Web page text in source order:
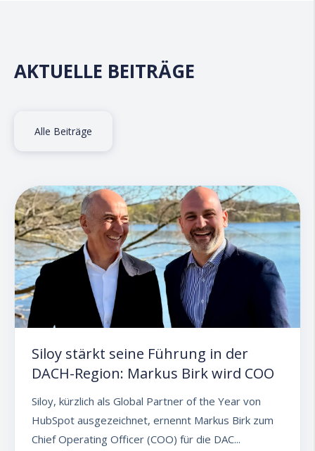
AKTUELLE BEITRÄGE
Alle Beiträge
Siloy stärkt seine Führung in der
DACH-Region: Markus Birk wird COO
Siloy, kürzlich als Global Partner of the Year von
HubSpot ausgezeichnet, ernennt Markus Birk zum
Chief Operating Officer (COO) für die DAC...